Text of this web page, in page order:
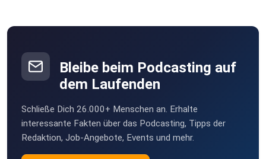
Bleibe beim Podcasting auf
dem Laufenden
Schließe Dich 26.000+ Menschen an. Erhalte
interessante Fakten über das Podcasting, Tipps der
Redaktion, Job-Angebote, Events und mehr.